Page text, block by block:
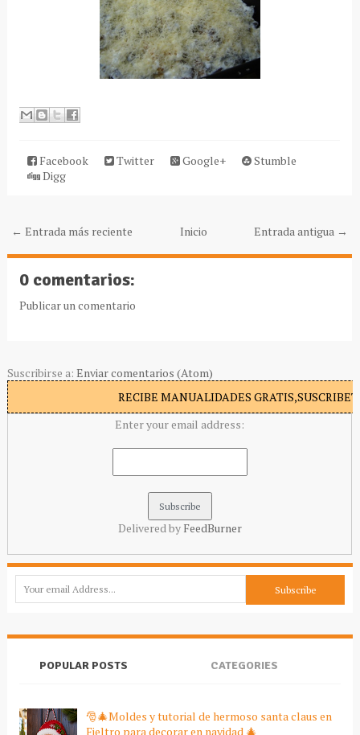
Facebook Twitter Google+
Stumble
Digg
← Entrada más reciente Entrada antigua →
Inicio
0 comentarios:
Publicar un comentario
Suscribirse a: Enviar comentarios (Atom)
RECIBE MANUALIDADES
Enter your email address:
Delivered by FeedBurner
POPULAR POSTS CATEGORIES
🎅🎄Moldes y tutorial de hermoso santa claus en
Fieltro para decorar en navidad 🎄